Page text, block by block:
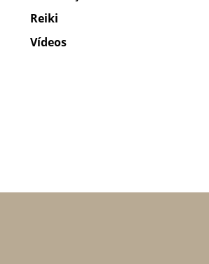
Reiki
Vídeos